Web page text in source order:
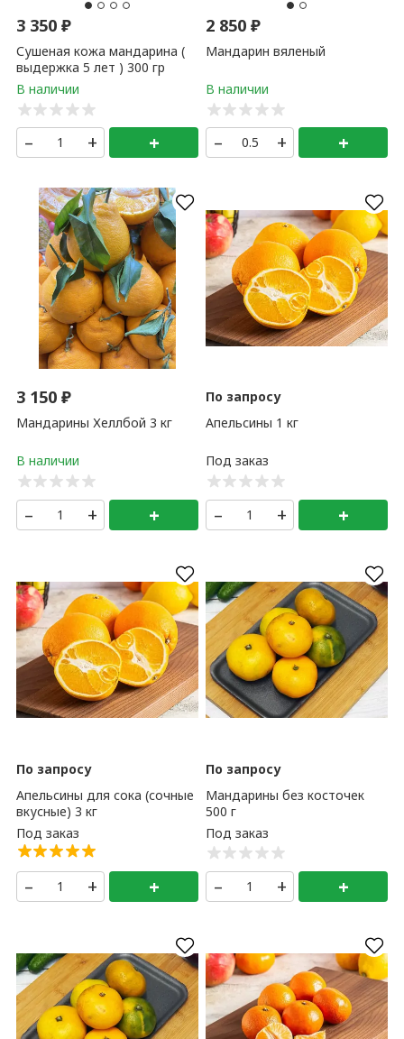
3 350₽
Сушеная кожа мандарина (
выдержка 5 лет ) 300 гр
– + +
2 850₽
Мандарин вяленый
– + +
3 150₽
Мандарины Хеллбой 3 кг
– + +
По запросу
Апельсины 1 кг
– + +
По запросу
Апельсины для сока (сочные
вкусные) 3 кг
– + +
По запросу
Мандарины без косточек
500 г
– + +